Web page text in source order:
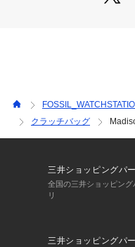
外側のディテール：ラン
造しています。すべての
or Good（善き時を創る
ティブな変化をもたらす
< ご確認ください >
※ご利用のモニター環境
味が異なって見える場合
クラッチバッグ
三井ショッピングパ
全国の三井ショッピン
リ
三井ショッピングパ